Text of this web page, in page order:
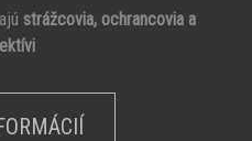
strážcovia, ochrancovia a